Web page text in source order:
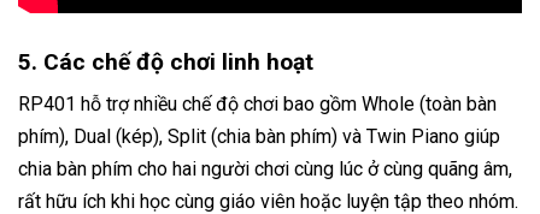
5. Các chế độ chơi linh hoạt
RP401 hỗ trợ nhiều chế độ chơi bao gồm Whole (toàn bàn
phím), Dual (kép), Split (chia bàn phím) và Twin Piano giúp
chia bàn phím cho hai người chơi cùng lúc ở cùng quãng âm,
rất hữu ích khi học cùng giáo viên hoặc luyện tập theo nhóm.